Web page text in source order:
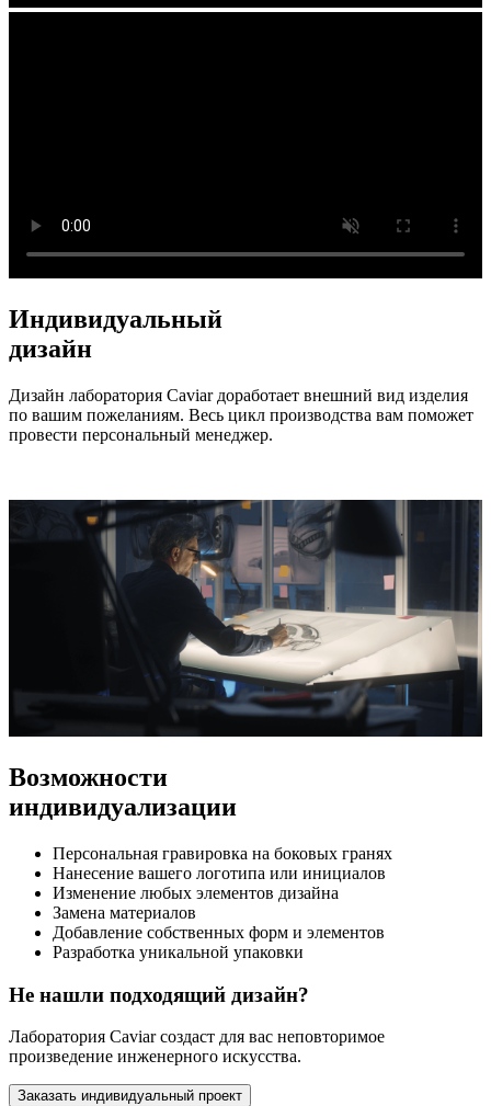
Индивидуальный
дизайн
Дизайн лаборатория Caviar доработает внешний вид изделия
по вашим пожеланиям. Весь цикл производства вам поможет
провести персональный менеджер.
Возможности
индивидуализации
Персональная гравировка на боковых гранях
Нанесение вашего логотипа или инициалов
Изменение любых элементов дизайна
Замена материалов
Добавление собственных форм и элементов
Разработка уникальной упаковки
Не нашли подходящий дизайн?
Лаборатория Caviar создаст для вас неповторимое
произведение инженерного искусства.
Заказать индивидуальный проект